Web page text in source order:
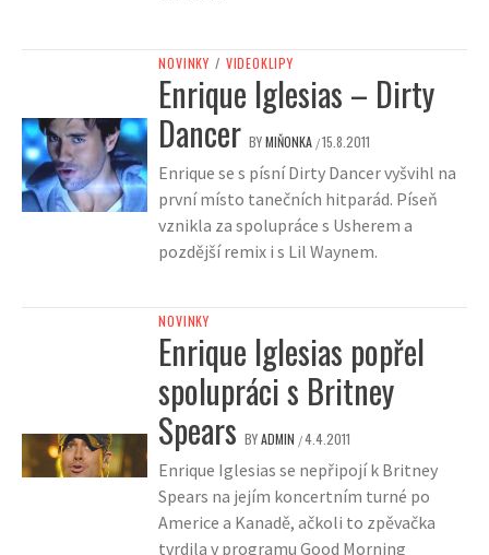
NOVINKY / VIDEOKLIPY
Enrique Iglesias – Dirty
Dancer BYMIŇONKA /15.8.2011
Enrique se s písní Dirty Dancer vyšvihl na
první místo tanečních hitparád. Píseň
vznikla za spolupráce s Usherem a
pozdější remix i s Lil Waynem.
NOVINKY
Enrique Iglesias popřel
spolupráci s Britney
Spears BYADMIN /4.4.2011
Enrique Iglesias se nepřipojí k Britney
Spears na jejím koncertním turné po
Americe a Kanadě, ačkoli to zpěvačka
tvrdila v programu Good Morning